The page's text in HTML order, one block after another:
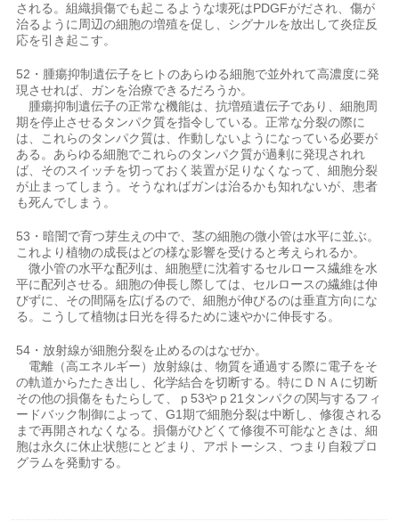
される。組織損傷でも起こるような壊死はPDGFがだされ、傷が
治るように周辺の細胞の増殖を促し、シグナルを放出して炎症反
応を引き起こす。
52・腫瘍抑制遺伝子をヒトのあらゆる細胞で並外れて高濃度に発
現させれば、ガンを治療できるだろうか。
腫瘍抑制遺伝子の正常な機能は、抗増殖遺伝子であり、細胞周
期を停止させるタンパク質を指令している。正常な分裂の際に
は、これらのタンパク質は、作動しないようになっている必要が
ある。あらゆる細胞でこれらのタンパク質が過剰に発現されれ
ば、そのスイッチを切っておく装置が足りなくなって、細胞分裂
が止まってしまう。そうなればガンは治るかも知れないが、患者
も死んでしまう。
53・暗闇で育つ芽生えの中で、茎の細胞の微小管は水平に並ぶ。
これより植物の成長はどの様な影響を受けると考えられるか。
微小管の水平な配列は、細胞壁に沈着するセルロース繊維を水
平に配列させる。細胞の伸長し際しては、セルロースの繊維は伸
びずに、その間隔を広げるので、細胞が伸びるのは垂直方向にな
る。こうして植物は日光を得るために速やかに伸長する。
54・放射線が細胞分裂を止めるのはなぜか。
電離（高エネルギー）放射線は、物質を通過する際に電子をそ
の軌道からたたき出し、化学結合を切断する。特にＤＮＡに切断
その他の損傷をもたらして、ｐ53やｐ21タンパクの関与するフィ
ードバック制御によって、G1期で細胞分裂は中断し、修復される
まで再開されなくなる。損傷がひどくて修復不可能なときは、細
胞は永久に休止状態にとどまり、アポトーシス、つまり自殺プロ
グラムを発動する。